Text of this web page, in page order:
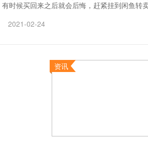
有时候买回来之后就会后悔，赶紧挂到闲鱼转
2021-02-24
资讯